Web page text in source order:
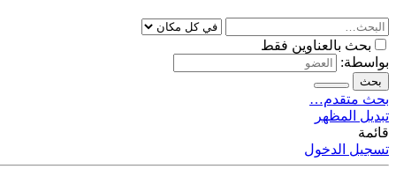
بحث بالعناوين فقط
بواسطة:
بحث
بحث متقدم…
تبديل المظهر
قائمة
تسجيل الدخول